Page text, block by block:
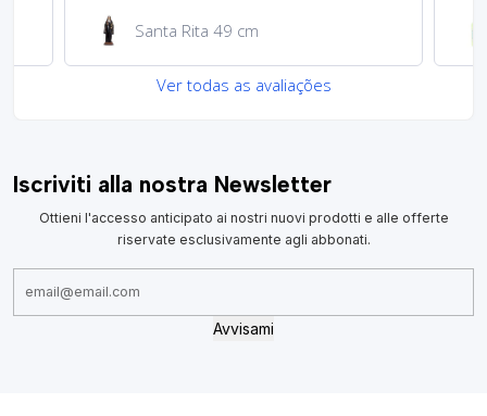
Garrafa de água 100ml
Ver todas as avaliações
Iscriviti alla nostra Newsletter
Ottieni l'accesso anticipato ai nostri nuovi prodotti e alle offerte
riservate esclusivamente agli abbonati.
Avvisami